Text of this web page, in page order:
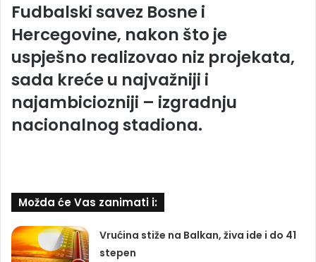
Fudbalski savez Bosne i
Hercegovine, nakon što je
uspješno realizovao niz projekata,
sada kreće u najvažniji i
najambiciozniji – izgradnju
nacionalnog stadiona.
Možda će Vas zanimati i:
Vrućina stiže na Balkan, živa ide i do 41
stepen